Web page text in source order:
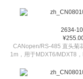
2634-
CANopen/RS-485 直头菊
1m，用于MDXT6/MDXT8